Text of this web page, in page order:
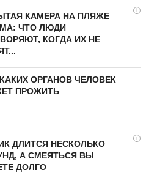
i
КАМЕРА НА ПЛЯЖЕ
ЧТО ЛЮДИ
КОГДА ИХ НЕ
ОРГАНОВ ЧЕЛОВЕК
ПРОЖИТЬ
i
ДЛИТСЯ НЕСКОЛЬКО
А СМЕЯТЬСЯ ВЫ
ДОЛГО